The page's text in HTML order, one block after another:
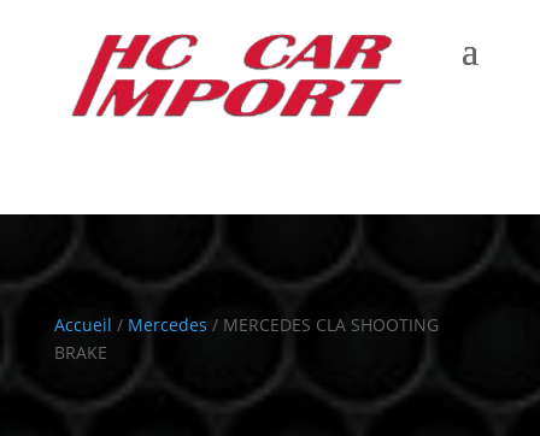
Accueil / Mercedes / MERCEDES CLA SHOOTING
BRAKE